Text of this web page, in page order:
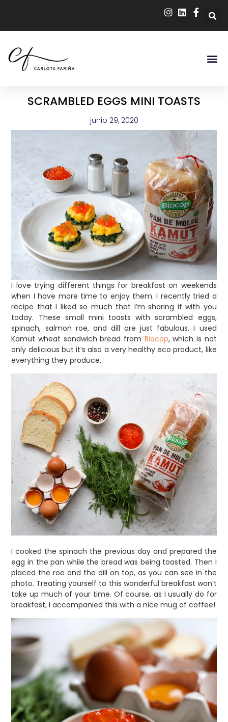
SCRAMBLED EGGS MINI TOASTS
junio 29, 2020
I love trying different things for breakfast on weekends
when I have more time to enjoy them. I recently tried a
recipe that I liked so much that I’m sharing it with you
today. These small mini toasts with scrambled eggs,
spinach, salmon roe, and dill are just fabulous. I used
Kamut wheat sandwich bread from Biocop, which is not
only delicious but it’s also a very healthy eco product, like
everything they produce.
I cooked the spinach the previous day and prepared the
egg in the pan while the bread was being toasted. Then I
placed the roe and the dill on top, as you can see in the
photo. Treating yourself to this wonderful breakfast won’t
take up much of your time. Of course, as I usually do for
breakfast, I accompanied this with a nice mug of coffee!